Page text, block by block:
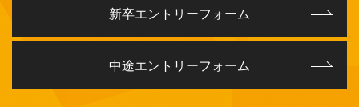
新卒エントリーフォーム
中途エントリーフォーム